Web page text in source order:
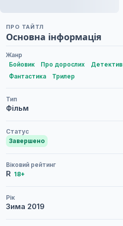
ПРО ТАЙТЛ
Основна інформація
Жанр
Бойовик
Про дорослих Детектив
Фантастика
Трилер
Тип
Фільм
Статус
Завершено
Віковий рейтинг
R 18+
Рік
Зима 2019